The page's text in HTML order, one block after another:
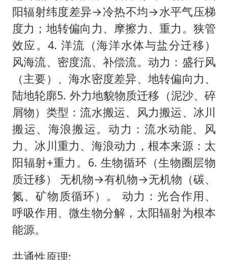
阳辐射纬度差异→冷热不均→水平气压梯
度力；地转偏向力、摩擦力、重力。狭管
效应。4. 洋流（海洋水体与盐分迁移）
风海流、密度流、补偿流。动力：盛行风
（主要）、海水密度差异、地转偏向力、
陆地轮廓5. 外力地貌物质迁移（泥沙、碎
屑物）类型：流水搬运、风力搬运、冰川
搬运、海浪搬运。动力：流水动能、风
力、冰川重力、海浪动力，根本来源：太
阳辐射+重力。6. 生物循环（生物圈层物
质迁移） 无机物→有机物→无机物（碳、
氮、矿物质循环）。 动力：光合作用、
呼吸作用、微生物分解，太阳辐射为根本
能源。
共通性原理: